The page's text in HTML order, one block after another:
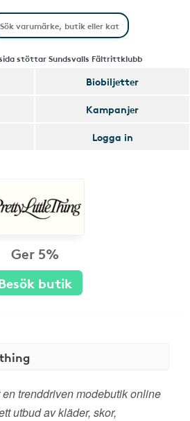
sida stöttar Sundsvalls Fältrittklubb
Biobiljetter
Kampanjer
Logga in
Ger 5%
butik
trenddriven modebutik online
utbud av kläder, skor,